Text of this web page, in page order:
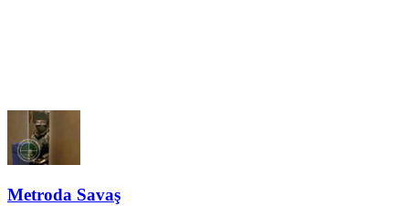
Metroda Savaş